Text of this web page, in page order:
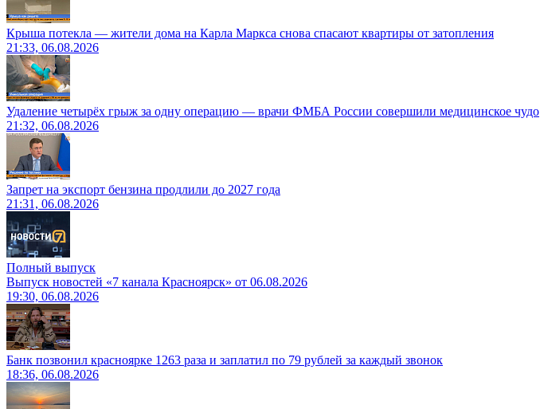
Крыша потекла — жители дома на Карла Маркса снова спасают квартиры от затопления
21:33, 06.08.2026
Удаление четырёх грыж за одну операцию — врачи ФМБА России совершили медицинское чудо
21:32, 06.08.2026
Запрет на экспорт бензина продлили до 2027 года
21:31, 06.08.2026
Полный выпуск
Выпуск новостей «7 канала Красноярск» от 06.08.2026
19:30, 06.08.2026
Банк позвонил красноярке 1263 раза и заплатил по 79 рублей за каждый звонок
18:36, 06.08.2026